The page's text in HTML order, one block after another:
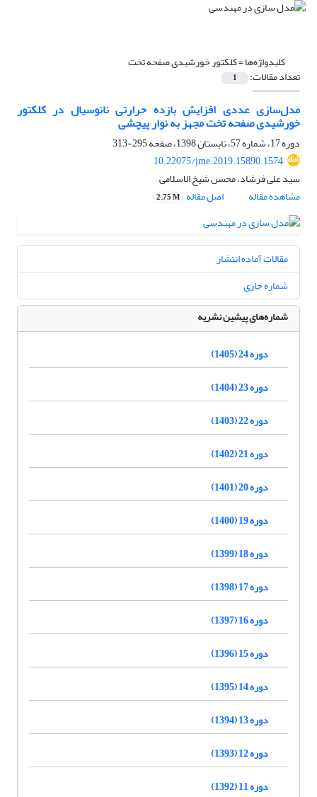
کلیدواژه‌ها =کلکتور خورشیدی صفحه تخت
تعداد مقالات: 1
مدل‌سازی عددی افزایش بازده حرارتی نانوسیال در کلکتور
خورشیدی صفحه تخت مجهز به نوار پیچشی
دوره 17، شماره 57، تابستان 1398، صفحه
295-313
10.22075/jme.2019.15890.1574
سید علی فرشاد، محسن شیخ الاسلامی
مشاهده مقاله
اصل مقاله 2.75 M
مقالات آماده انتشار
شماره جاری
شماره‌های پیشین نشریه
دوره 24 (1405)
دوره 23 (1404)
دوره 22 (1403)
دوره 21 (1402)
دوره 20 (1401)
دوره 19 (1400)
دوره 18 (1399)
دوره 17 (1398)
دوره 16 (1397)
دوره 15 (1396)
دوره 14 (1395)
دوره 13 (1394)
دوره 12 (1393)
دوره 11 (1392)